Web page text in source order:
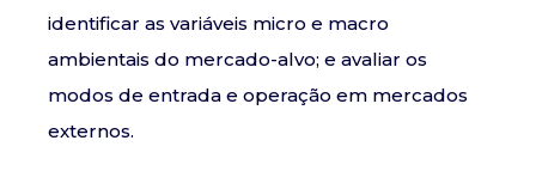
identificar as variáveis micro e macro
ambientais do mercado-alvo; e avaliar os
modos de entrada e operação em mercados
externos.